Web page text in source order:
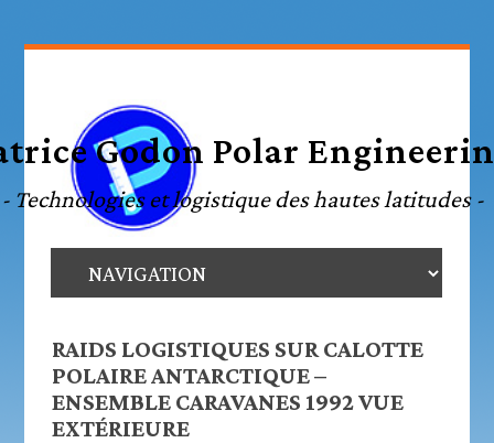
RAIDS LOGISTIQUES SUR CALOTTE
POLAIRE ANTARCTIQUE –
ENSEMBLE CARAVANES 1992 VUE
EXTÉRIEURE